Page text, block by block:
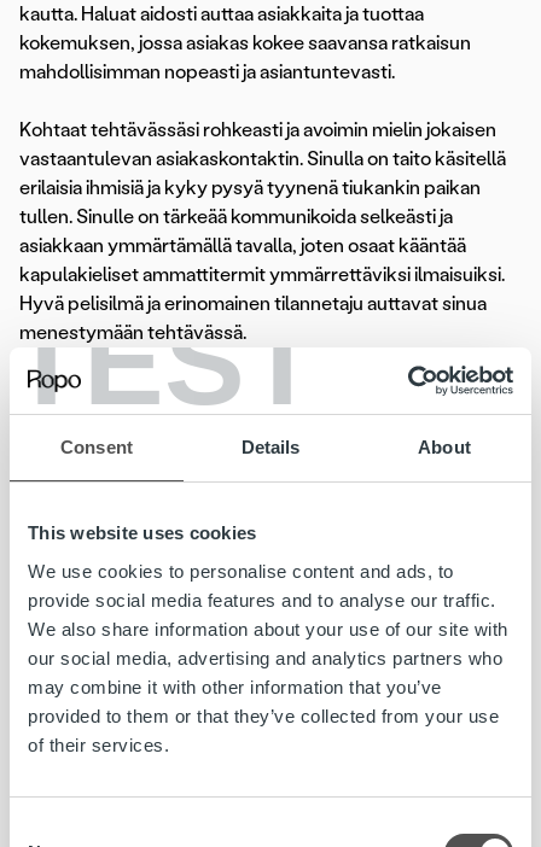
TEST
Consent Details About
This website uses cookies
We use cookies to personalise content and ads, to
provide social media features and to analyse our traffic.
We also share information about your use of our site with
our social media, advertising and analytics partners who
may combine it with other information that you’ve
provided to them or that they’ve collected from your use
of their services.
kautta. Haluat aidosti auttaa asiakkaita ja tuottaa
kokemuksen, jossa asiakas kokee saavansa ratkaisun
mahdollisimman nopeasti ja asiantuntevasti.
Kohtaat tehtävässäsi rohkeasti ja avoimin mielin jokaisen
vastaantulevan asiakaskontaktin. Sinulla on taito käsitellä
erilaisia ihmisiä ja kyky pysyä tyynenä tiukankin paikan
tullen. Sinulle on tärkeää kommunikoida selkeästi ja
asiakkaan ymmärtämällä tavalla, joten osaat kääntää
kapulakieliset ammattitermit ymmärrettäviksi ilmaisuiksi.
Hyvä pelisilmä ja erinomainen tilannetaju auttavat sinua
menestymään tehtävässä.
Tiimeissämme vallitsee yhteisöllinen, avoin ja hauskalla
huumorilla höystetty kulttuuri, johon mahtuu
kokemustaustaltaan erilaisia yksilöitä. Myös sinulla voi olla
kokemus- tai koulutustaustaa eri toimialalta. Tärkeintä on,
mahdollisuutta uuden oppimiseen. Suhtaudut palvelun
laatuun yhtä intohimoisesti kuin me muut, ja olet valmis
palvelemaan asiakkaitamme ensiluokkaisella suomen
kielellä. Muiden kielien osaaminen on plussaa, ja
arvostamme erityisesti englannin ja ruotsin kielten
osaamista.
Viihdyt asiakasneuvojan tehtävässä, sillä ripeä työtahti ja
asenteellasi kannustat myös muita parempiin ja odotukset